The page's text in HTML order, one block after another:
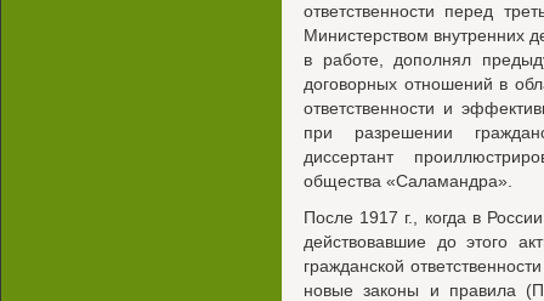
ответственности перед
Министерством внутренних
в работе, дополнял
договорных отношений в
ответственности и
при разрешении
диссертант
общества «Саламандра».
После 1917 г., когда в
действовавшие до этого
гражданской
новые законы и правила